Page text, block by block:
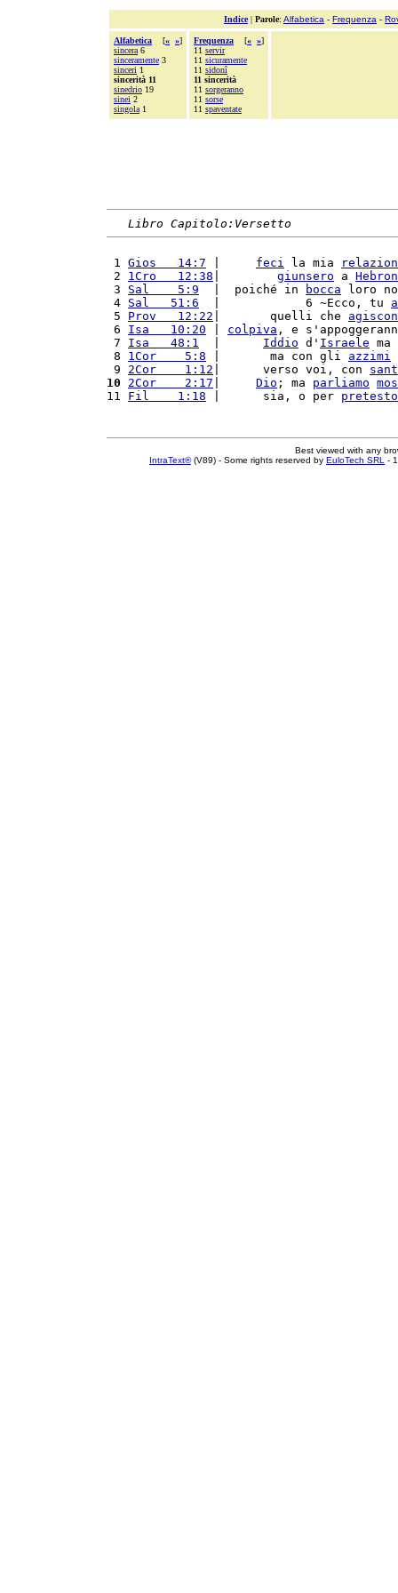
Indice| Parole: Alfabetica - Frequenza -
Alfabetica [« »]
sincera 6
sinceramente 3
sinceri 1
sincerità 11
sinedrio 19
sinei 2
singola 1
Frequenza [« »]
11 servir
11 sicuramente
11 sidonî
11 sincerità
11 sorgeranno
11 sorse
11 spaventate
Libro Capitolo:Versetto
1 Gios   14:7 feci la mia
2 1Cro   12:38 giunsero a Hebron
3 Sal    5:9
  |  poiché in
bocca loro
4 Sal   51:6
  |            6 ~Ecco, tu
5 Prov   12:22 |       quelli che
6 Isa   10:20 colpiva , e
7 Isa   48:1 Iddio d' Israele
8 1Cor    5:8 |       ma con gli azzimi
9 2Cor    1:12 |      verso voi, con
10
2Cor    2:17 Dio ; ma parliamo
11 Fil    1:18 |      sia, o per pretesto
Best viewed with any
IntraText®(V89) - Some rights reserved by EuloTech SRL -